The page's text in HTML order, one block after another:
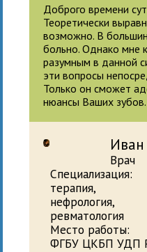
Доброго времени
Теоретически
возможно. В
больно. Однако мне
разумным в данной
эти вопросы
Только он сможет
нюансы Ваших
Врач
Специализация:
терапия,
нефрология,
ревматология
Место работы:
ФГБУ ЦКБП УДП